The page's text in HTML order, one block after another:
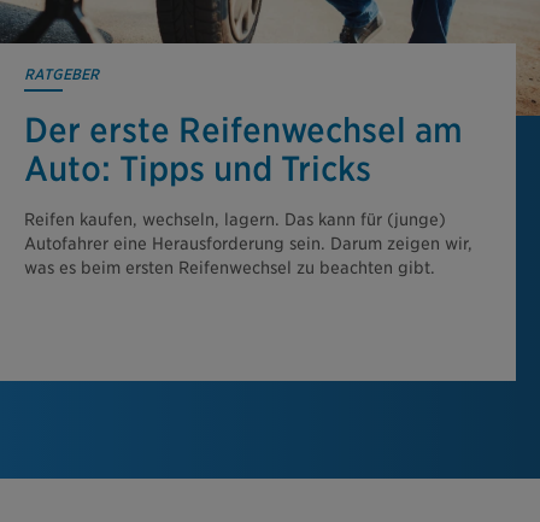
RATGEBER
Der erste Reifen­wechsel am
Auto: Tipps und Tricks
Reifen kaufen, wechseln, lagern. Das kann für (junge)
Autofahrer eine Herausforderung sein. Darum zeigen wir,
was es beim ersten Reifenwechsel zu beachten gibt.